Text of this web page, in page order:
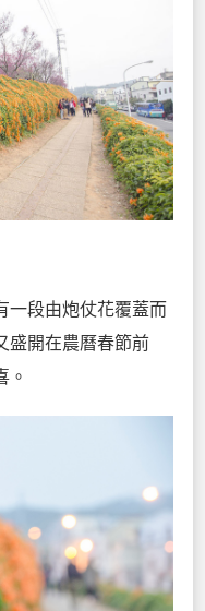
一段由炮仗花覆蓋而
盛開在農曆春節前
。